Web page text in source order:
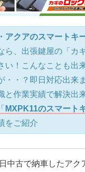
アクアのスマートキ
ら、出張鍵屋の「カ
い！こんなことも出
・・？即日対応出来
と作業実績で解決出
「 MXPK11のスマート
をご紹介
中古で納車したアク